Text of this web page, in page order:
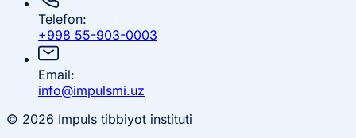
Telefon:
+998 55-903-0003
Email:
info@impulsmi.uz
© 2026 Impuls tibbiyot instituti